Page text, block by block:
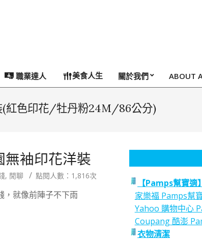
職業達人 美食人生 關於我們 ABOUT
(紅色印花/牡丹粉24M/86公分)
袖印花洋裝
, 閒聊 點閱人數：1,816次
，就像前陣子不下雨
【Pamps幫寶適
家樂福 Pamps幫
Yahoo 購物中心
Coupang 酷澎
衣物清潔